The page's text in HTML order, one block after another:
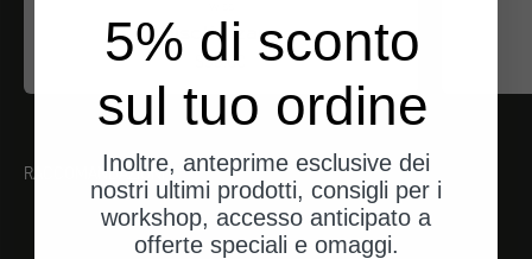
Abisolierzange
Angebot
$33.00
RACCOMANDAZIONI
5% di sconto
sul tuo ordine
Inoltre, anteprime esclusive dei
nostri ultimi prodotti, consigli per i
workshop, accesso anticipato a
offerte speciali e omaggi.